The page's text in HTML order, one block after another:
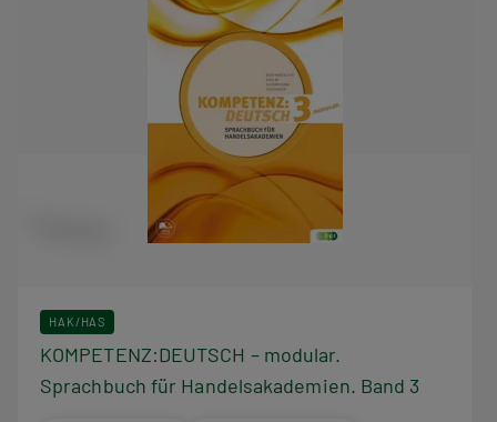
HAK/HAS
KOMPETENZ:DEUTSCH – modular.
Sprachbuch für Handelsakademien. Band 3